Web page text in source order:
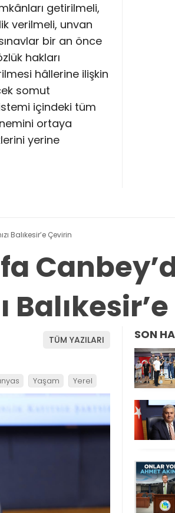
getirilmeli,
verilmeli, unvan
bir an önce
hakları
hâllerine ilişkin
somut
içindeki tüm
ortaya
yerine
Balıkesir’e Çevirin
TÜM YAZILARI
Yaşam Yerel
SON